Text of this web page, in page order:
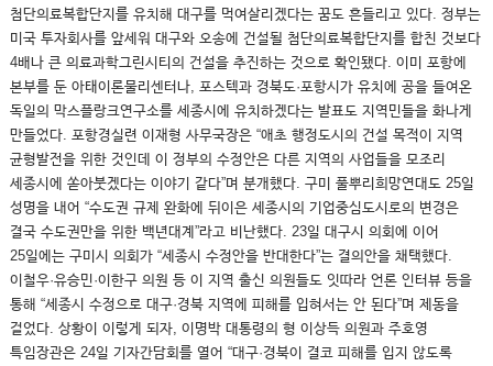
첨단의료복합단지를 유치해 대구를 먹여살리겠다는 꿈도 흔들리고 있다. 정부는
미국 투자회사를 앞세워 대구와 오송에 건설될 첨단의료복합단지를 합친 것보다
4배나 큰 의료과학그린시티의 건설을 추진하는 것으로 확인됐다. 이미 포항에
본부를 둔 아태이론물리센터나, 포스텍과 경북도·포항시가 유치에 공을 들여온
독일의 막스플랑크연구소를 세종시에 유치하겠다는 발표도 지역민들을 화나게
만들었다. 포항경실련 이재형 사무국장은 “애초 행정도시의 건설 목적이 지역
균형발전을 위한 것인데 이 정부의 수정안은 다른 지역의 사업들을 모조리
세종시에 쏟아붓겠다는 이야기 같다”며 분개했다. 구미 풀뿌리희망연대도 25일
성명을 내어 “수도권 규제 완화에 뒤이은 세종시의 기업중심도시로의 변경은
결국 수도권만을 위한 백년대계”라고 비난했다. 23일 대구시 의회에 이어
25일에는 구미시 의회가 “세종시 수정안을 반대한다”는 결의안을 채택했다.
이철우·유승민·이한구 의원 등 이 지역 출신 의원들도 잇따라 언론 인터뷰 등을
통해 “세종시 수정으로 대구·경북 지역에 피해를 입혀서는 안 된다”며 제동을
걸었다. 상황이 이렇게 되자, 이명박 대통령의 형 이상득 의원과 주호영
특임장관은 24일 기자간담회를 열어 “대구·경북이 결코 피해를 입지 않도록